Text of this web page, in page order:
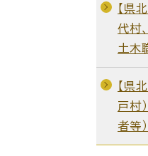
【県
代村
土木
【県
戸村
者等）